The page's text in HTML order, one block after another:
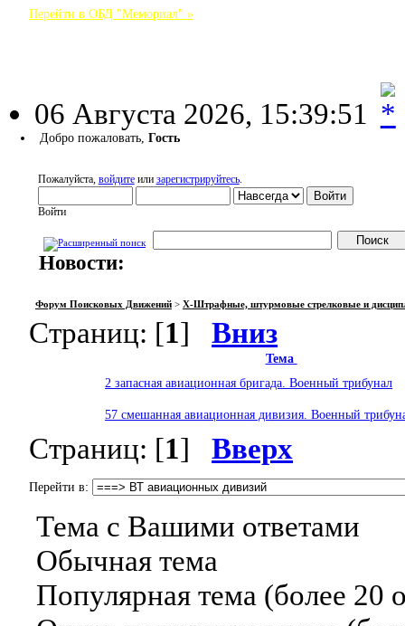
Перейти в ОБД "Мемориал" »
06 Августа 2026, 15:39:51
Добро пожаловать,Гость
Пожалуйста, войдитеили зарегистрируйтесь.
Войти
Новости:
Форум Поисковых Движений> X-Штрафные, штурмовые стрелковые и
Страниц: [1]Вниз
Тема
2 запасная авиационная бригада. Военный трибунал
57 смешанная авиационная дивизия. Военный
Страниц: [1]Вверх
Перейти в:
Тема с Вашими ответами
Обычная тема
Популярная тема (более 20